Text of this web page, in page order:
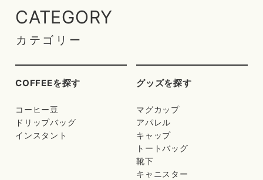
CATEGORY
カテゴリー
COFFEEを探す
コーヒー豆
ドリップバッグ
インスタント
グッズを探す
マグカップ
アパレル
キャップ
トートバッグ
靴下
キャニスター